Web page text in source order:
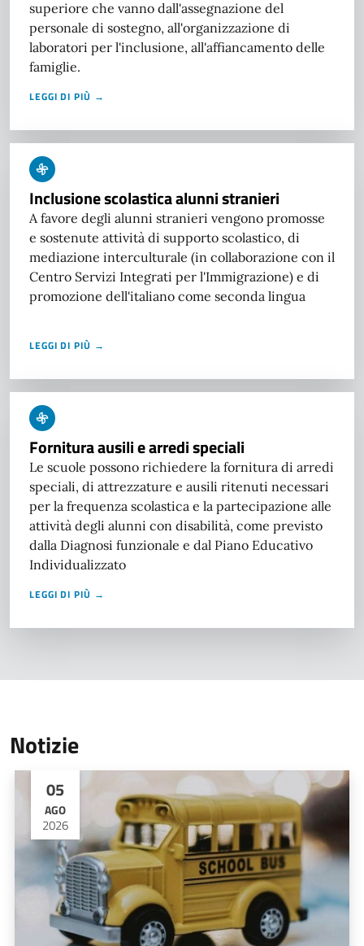
superiore che vanno dall'assegnazione del
personale di sostegno, all'organizzazione di
laboratori per l'inclusione, all'affiancamento delle
famiglie.
LEGGI DI PIÙ →
Inclusione scolastica alunni stranieri
A favore degli alunni stranieri vengono promosse
e sostenute attività di supporto scolastico, di
mediazione interculturale (in collaborazione con il
Centro Servizi Integrati per l'Immigrazione) e di
promozione dell'italiano come seconda lingua
LEGGI DI PIÙ →
Fornitura ausili e arredi speciali
Le scuole possono richiedere la fornitura di arredi
speciali, di attrezzature e ausili ritenuti necessari
per la frequenza scolastica e la partecipazione alle
attività degli alunni con disabilità, come previsto
dalla Diagnosi funzionale e dal Piano Educativo
Individualizzato
LEGGI DI PIÙ →
Notizie
05
AGO
2026